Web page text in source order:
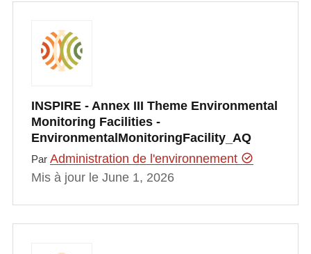
INSPIRE - Annex III Theme Environmental
Monitoring Facilities -
EnvironmentalMonitoringFacility_AQ
Par Administration de l'environnement
Mis à jour le June 1, 2026